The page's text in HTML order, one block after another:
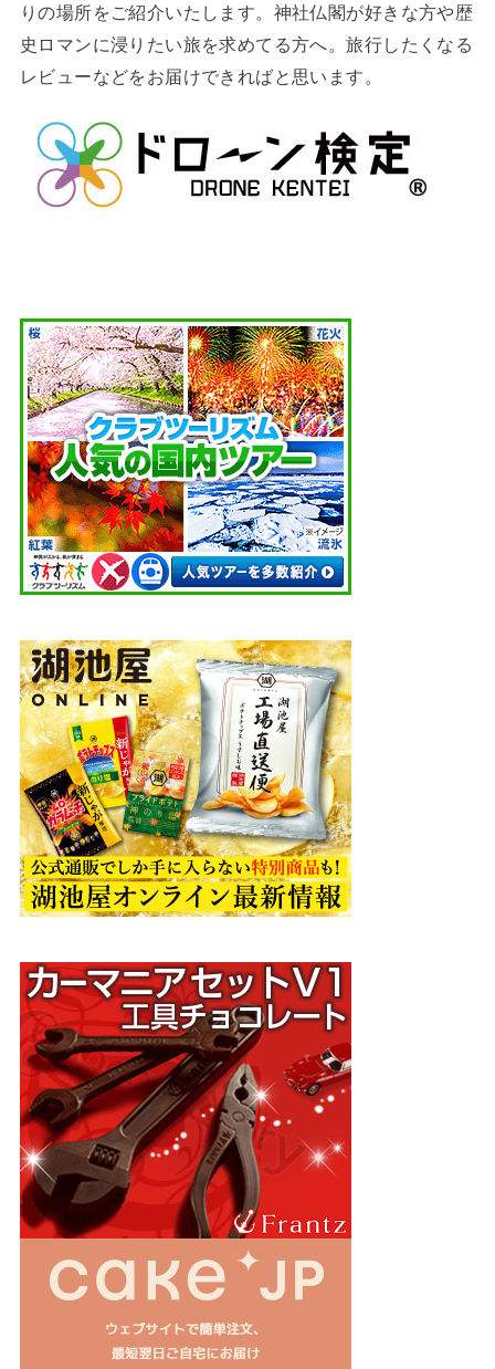
りの場所をご紹介いたします。神社仏閣が好きな方や歴
史ロマンに浸りたい旅を求めてる方へ。旅行したくなる
レビューなどをお届けできればと思います。